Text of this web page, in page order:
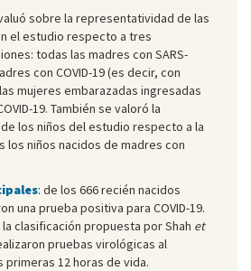
sobre la representatividad de las
el estudio respecto a tres
todas las madres con SARS-
con COVID-19 (es decir, con
mujeres embarazadas ingresadas
19. También se valoró la
los niños del estudio respecto a la
los niños nacidos de madres con
: de los 666 recién nacidos
una prueba positiva para COVID-19.
clasificación propuesta por Shah et
pruebas virológicas al
primeras 12 horas de vida.